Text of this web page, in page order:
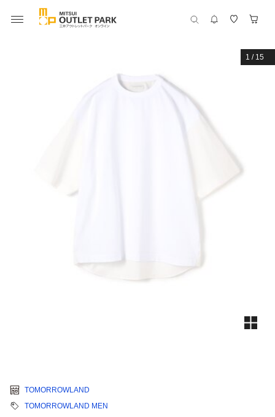
1 / 15
TOMORROWLAND
TOMORROWLAND MEN